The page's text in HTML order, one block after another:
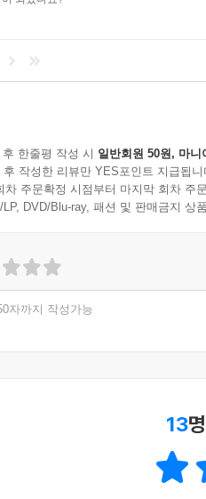
한줄평 작성 시 일반회원 50원, 마니
작성한 리뷰만 YES포인트 지급됩니
차 주문확정 시점부터 마지막 회차 주
DVD/Blu-ray, 패션 및 판매금지 상
자까지 작성가능
13